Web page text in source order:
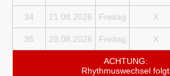
34 21.08.2026 Freitag X
35 28.08.2026 Freitag X
ACHTUNG:
Rhythmuswechsel folgt